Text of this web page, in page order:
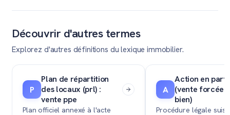
Découvrir d'autres termes
Explorez d'autres définitions du lexique immobilier.
P
Plan de répartition
des locaux (prl) :
vente ppe
Plan officiel annexé à l'acte
A
Action en
(vente forcée
bien)
Procédure légale